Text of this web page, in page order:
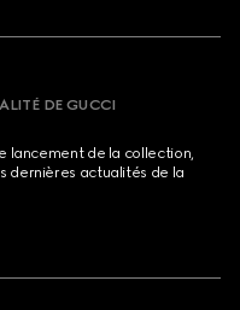
DE GUCCI
lancement de la collection,
dernières actualités de la